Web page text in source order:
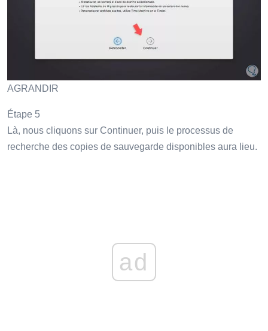
AGRANDIR
Étape 5
Là, nous cliquons sur Continuer, puis le processus de
recherche des copies de sauvegarde disponibles aura lieu.
ad